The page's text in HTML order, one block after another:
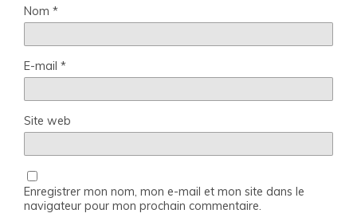
Nom *
E-mail *
Site web
Enregistrer mon nom, mon e-mail et mon site dans le
navigateur pour mon prochain commentaire.